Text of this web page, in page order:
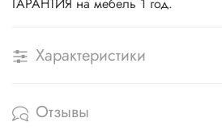
Характеристики
Отзывы